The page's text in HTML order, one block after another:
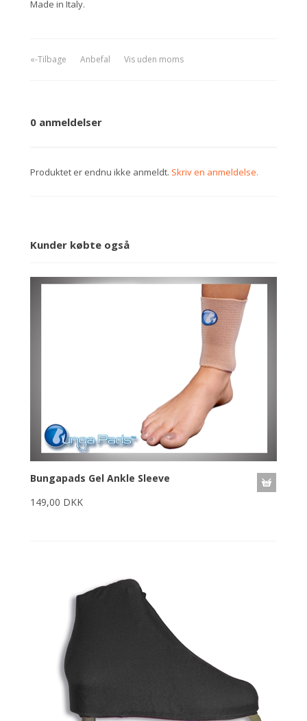
Made in Italy.
«-Tilbage Anbefal Vis uden moms
0 anmeldelser
Produktet er endnu ikke anmeldt. Skriv en anmeldelse.
Kunder købte også
Bungapads Gel Ankle Sleeve
149,00 DKK